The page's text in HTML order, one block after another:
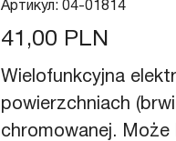
Артикул: Артикул
04-
04-01814
Ціна
41,00 PLN
Wielofunkcyjna
powierzchniach
chromowanej.